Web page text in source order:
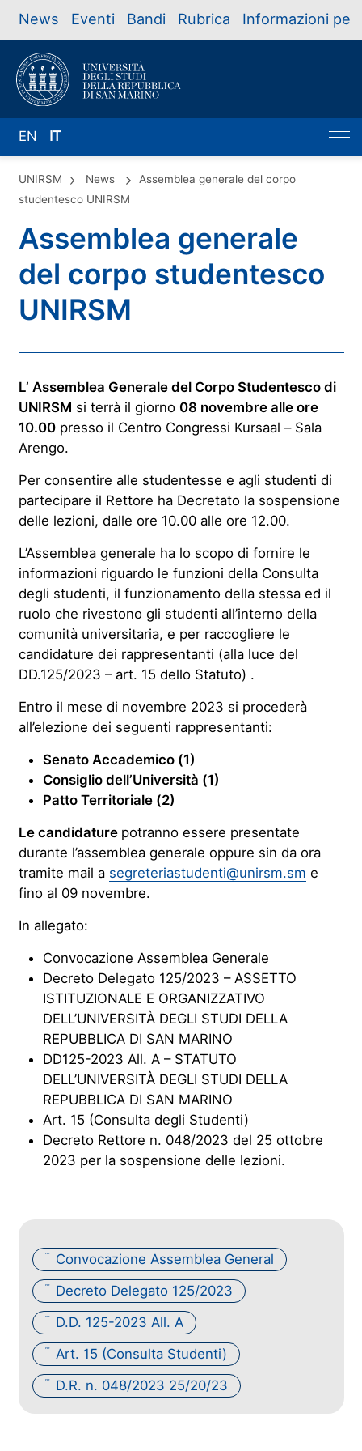
News Eventi Bandi Rubrica Informazioni per
EN IT
UNIRSM News
Assemblea generale del corpo
studentesco UNIRSM
Assemblea generale
del corpo studentesco
UNIRSM
L’ Assemblea Generale del Corpo Studentesco di
UNIRSM si terrà il giorno 08 novembre alle ore
10.00presso il Centro Congressi Kursaal – Sala
Arengo.
Per consentire alle studentesse e agli studenti di
partecipare il Rettore ha Decretato la sospensione
delle lezioni, dalle ore 10.00 alle ore 12.00.
L’Assemblea generale ha lo scopo di fornire le
informazioni riguardo le funzioni della Consulta
degli studenti, il funzionamento della stessa ed il
ruolo che rivestono gli studenti all’interno della
comunità universitaria, e per raccogliere le
candidature dei rappresentanti (alla luce del
DD.125/2023 – art. 15 dello Statuto) .
Entro il mese di novembre 2023 si procederà
all’elezione dei seguenti rappresentanti:
Senato Accademico (1)
Consiglio dell’Università (1)
Patto Territoriale (2)
Le candidature potranno essere presentate
durante l’assemblea generale oppure sin da ora
tramite mail a segreteriastudenti@unirsm.sm e
fino al 09 novembre.
In allegato:
Convocazione Assemblea Generale
Decreto Delegato 125/2023 – ASSETTO
ISTITUZIONALE E ORGANIZZATIVO
DELL’UNIVERSITÀ DEGLI STUDI DELLA
REPUBBLICA DI SAN MARINO
DD125-2023 All. A – STATUTO
DELL’UNIVERSITÀ DEGLI STUDI DELLA
REPUBBLICA DI SAN MARINO
Art. 15 (Consulta degli Studenti)
Decreto Rettore n. 048/2023 del 25 ottobre
2023 per la sospensione delle lezioni.
PDF Convocazione Assemblea General
PDF Decreto Delegato 125/2023
PDF D.D. 125-2023 All. A
PDF Art. 15 (Consulta Studenti)
PDF D.R. n. 048/2023 25/20/23